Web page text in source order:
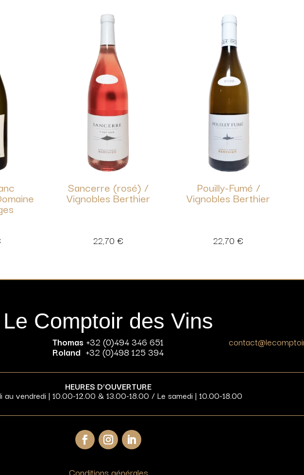
Sancerre (rosé) /
Vignobles Berthier
22,70 €
Pouilly-Fumé /
Vignobles Berthier
22,70 €
Le Comptoir des Vins
Thomas +32 (0)494 346 651
Roland +32 (0)498 125 394
HEURES D’OUVERTURE
au vendredi | 10.00-12.00 & 13.00-18.00 / Le samedi | 10.00-18.00